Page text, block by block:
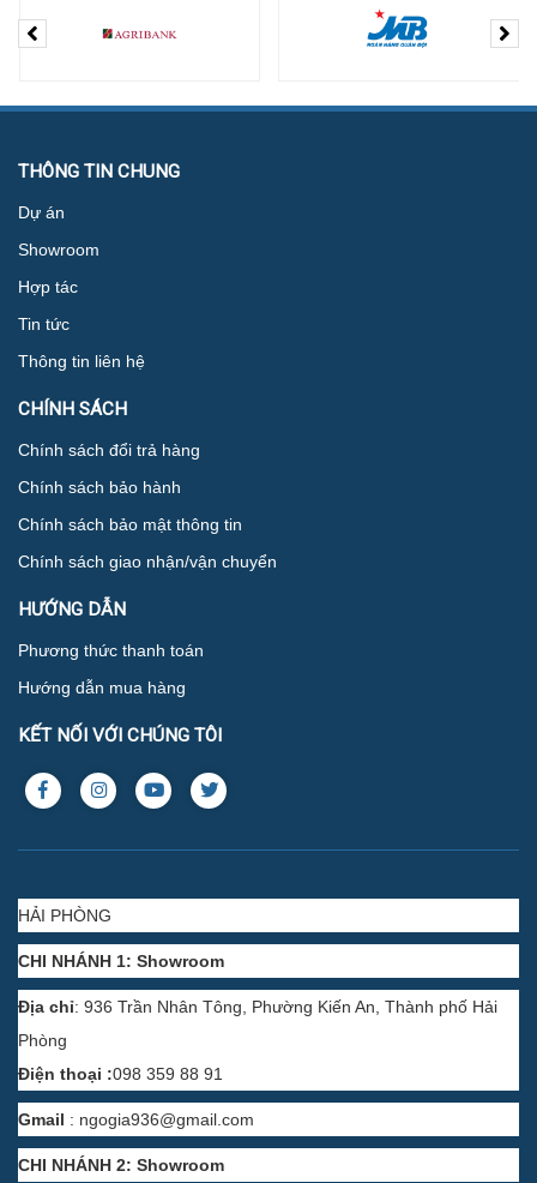
THÔNG TIN CHUNG
Dự án
Showroom
Hợp tác
Tin tức
Thông tin liên hệ
CHÍNH SÁCH
Chính sách đổi trả hàng
Chính sách bảo hành
Chính sách bảo mật thông tin
Chính sách giao nhận/vận chuyển
HƯỚNG DẪN
Phương thức thanh toán
Hướng dẫn mua hàng
KẾT NỐI VỚI CHÚNG TÔI
HẢI PHÒNG
CHI NHÁNH 1: Showroom
Địa chỉ: 936 Trần Nhân Tông, Phường Kiến An, Thành phố Hải
Phòng
Điện thoại :098 359 88 91
Gmail : ngogia936@gmail.com
CHI NHÁNH 2: Showroom